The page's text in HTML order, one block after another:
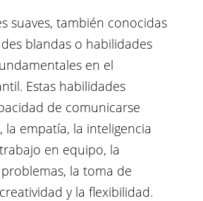
suaves, también conocidas
blandas o habilidades
en el
Estas habilidades
de comunicarse
la empatía, la inteligencia
en equipo, la
la toma de
y la flexibilidad.